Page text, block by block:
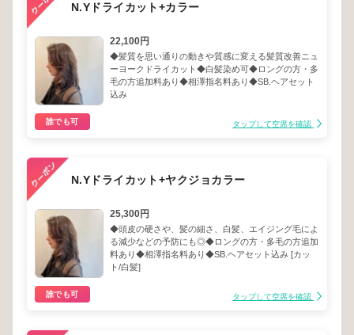
N.Yドライカット+カラー
22,100円
◆髪質を思い通りの動きや質感に変える髪質改善ニュ
ーヨークドライカット◆白髪染め可◆ロングの方・多
毛の方追加料あり◆相澤指名料あり◆SB.ヘアセット
込み
誰でも可 タップして空席を確認
N.Yドライカット+ヤクジョカラー
25,300円
◆頭皮の硬さや、髪の細さ、白髪、エイジング毛によ
る減少などの予防にも◎◆ロングの方・多毛の方追加
料あり◆相澤指名料あり◆SB.ヘアセット込み [カッ
ト/白髪]
誰でも可 タップして空席を確認